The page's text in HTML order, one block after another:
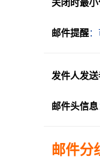
关闭时最
邮件提醒
发件人发
邮件头信息
邮件分